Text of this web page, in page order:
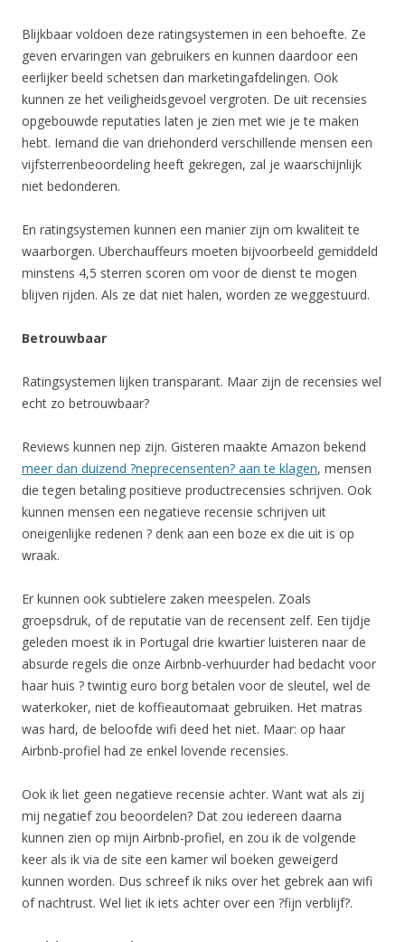
Blijkbaar voldoen deze ratingsystemen in een behoefte. Ze
geven ervaringen van gebruikers en kunnen daardoor een
eerlijker beeld schetsen dan marketingafdelingen. Ook
kunnen ze het veiligheidsgevoel vergroten. De uit recensies
opgebouwde reputaties laten je zien met wie je te maken
hebt. Iemand die van driehonderd verschillende mensen een
vijfsterrenbeoordeling heeft gekregen, zal je waarschijnlijk
niet bedonderen.
En ratingsystemen kunnen een manier zijn om kwaliteit te
waarborgen. Uberchauffeurs moeten bijvoorbeeld gemiddeld
minstens 4,5 sterren scoren om voor de dienst te mogen
blijven rijden. Als ze dat niet halen, worden ze weggestuurd.
Betrouwbaar
Ratingsystemen lijken transparant. Maar zijn de recensies wel
echt zo betrouwbaar?
Reviews kunnen nep zijn. Gisteren maakte Amazon bekend
meer dan duizend ?neprecensenten? aan te klagen, mensen
die tegen betaling positieve productrecensies schrijven. Ook
kunnen mensen een negatieve recensie schrijven uit
oneigenlijke redenen ? denk aan een boze ex die uit is op
wraak.
Er kunnen ook subtielere zaken meespelen. Zoals
groepsdruk, of de reputatie van de recensent zelf. Een tijdje
geleden moest ik in Portugal drie kwartier luisteren naar de
absurde regels die onze Airbnb-verhuurder had bedacht voor
haar huis ? twintig euro borg betalen voor de sleutel, wel de
waterkoker, niet de koffieautomaat gebruiken. Het matras
was hard, de beloofde wifi deed het niet. Maar: op haar
Airbnb-profiel had ze enkel lovende recensies.
Ook ik liet geen negatieve recensie achter. Want wat als zij
mij negatief zou beoordelen? Dat zou iedereen daarna
kunnen zien op mijn Airbnb-profiel, en zou ik de volgende
keer als ik via de site een kamer wil boeken geweigerd
kunnen worden. Dus schreef ik niks over het gebrek aan wifi
of nachtrust. Wel liet ik iets achter over een ?fijn verblijf?.